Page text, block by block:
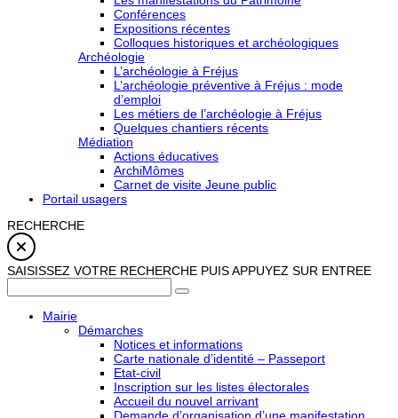
Conférences
Expositions récentes
Colloques historiques et archéologiques
Archéologie
L’archéologie à Fréjus
L’archéologie préventive à Fréjus : mode
d’emploi
Les métiers de l’archéologie à Fréjus
Quelques chantiers récents
Médiation
Actions éducatives
ArchiMômes
Carnet de visite Jeune public
Portail usagers
RECHERCHE
SAISISSEZ VOTRE RECHERCHE PUIS APPUYEZ SUR ENTREE
Mairie
Démarches
Notices et informations
Carte nationale d’identité – Passeport
Etat-civil
Inscription sur les listes électorales
Accueil du nouvel arrivant